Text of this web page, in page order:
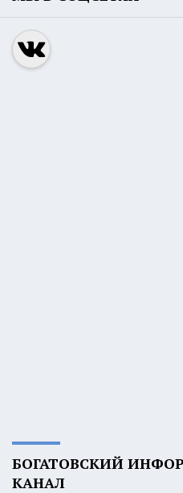
БОГАТОВСКИЙ
КАНАЛ